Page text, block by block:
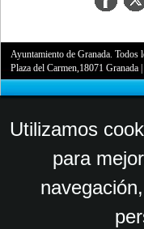
Ayuntamiento de Granada. Todos
Plaza del Carmen,18071 Granada
Utilizamos
para